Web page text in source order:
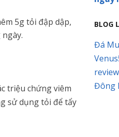
5g tỏi đập dập,
triệu chứng viêm
sử dụng tỏi để tẩy
BLOG
Đá
Đông